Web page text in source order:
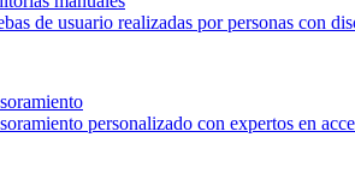
de usuario realizadas por personas con
personalizado con expertos en